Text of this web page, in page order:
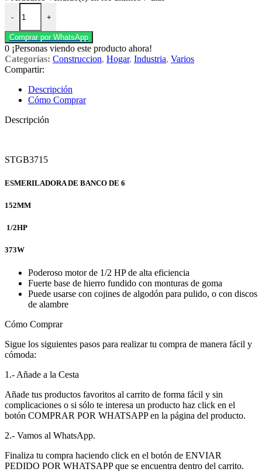
-
Esmeriladora de banco STGB3715 de 6 (152MM) DE 1/2HP
+
Comprar por WhatsApp
0 ¡Personas viendo este producto ahora!
Categorías: Construccion, Hogar, Industria, Varios
Compartir:
Descripción
Cómo Comprar
Descripción
STGB3715
ESMERILADORA DE BANCO DE 6
152MM
1/2HP
373W
Poderoso motor de 1/2 HP de alta eficiencia
Fuerte base de hierro fundido con monturas de goma
Puede usarse con cojines de algodón para pulido, o con discos
de alambre
Cómo Comprar
Sigue los siguientes pasos para realizar tu compra de manera fácil y
cómoda:
1.- Añade a la Cesta
Añade tus productos favoritos al carrito de forma fácil y sin
complicaciones o si sólo te interesa un producto haz click en el
botón COMPRAR POR WHATSAPP en la página del producto.
2.- Vamos al WhatsApp.
Finaliza tu compra haciendo click en el botón de ENVIAR
PEDIDO POR WHATSAPP que se encuentra dentro del carrito.